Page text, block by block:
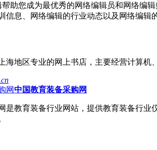
帮助您成为最优秀的网络编辑员和网络编
信息、网络编辑的行业动态以及网络编辑
海地区专业的网上书店，主要经营计算机
中国教育装备采购网
是教育装备行业网站，提供教育装备行业